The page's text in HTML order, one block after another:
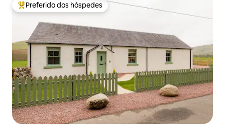
Entre os melhores preferidos dos hóspedes
Preferido dos hóspedes